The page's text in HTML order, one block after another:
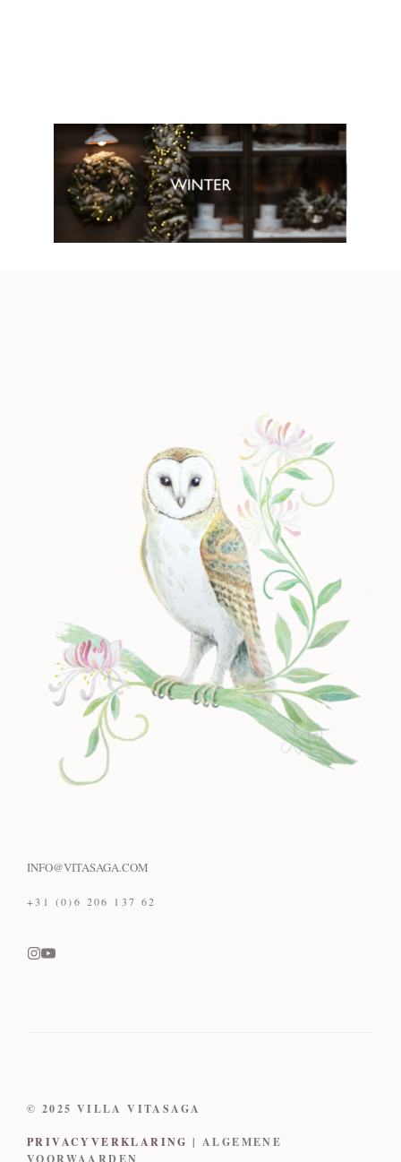
INFO@VITASAGA.COM
+31 (0)6 206 137 62
© 2025 VILLA VITASAGA
PRIVACYVERKLARING | ALGEMENE
VOORWAARDEN